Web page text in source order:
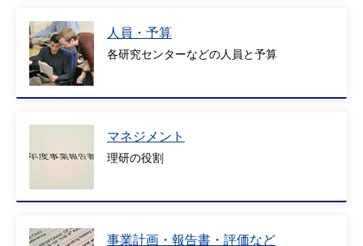
人員・予算
各研究センターなどの人員と予算
マネジメント
理研の役割
事業計画・報告書・評価など